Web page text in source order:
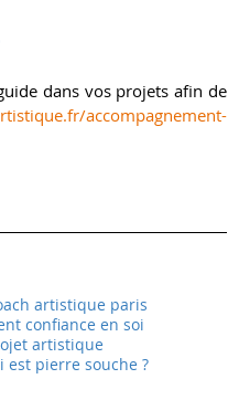
dans vos projets afin de
accompagnement-
artistique paris
confiance en soi
artistique
est pierre souche ?